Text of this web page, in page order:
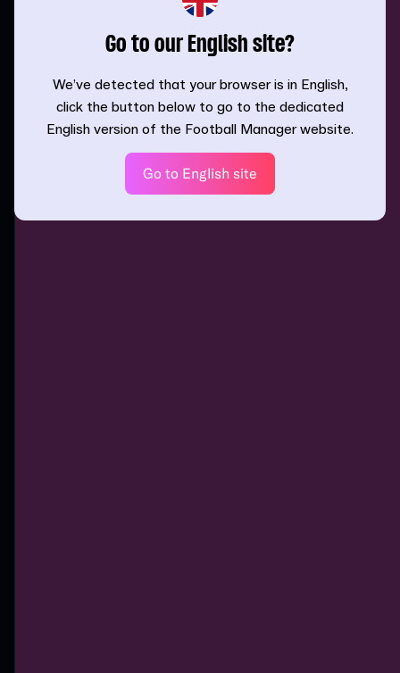
Go to our English site?
We’ve detected that your browser is in English,
click the button below to go to the dedicated
English version of the Football Manager website.
Go to English site